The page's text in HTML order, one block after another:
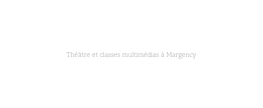
Théâtre et classes multimédias à Margency